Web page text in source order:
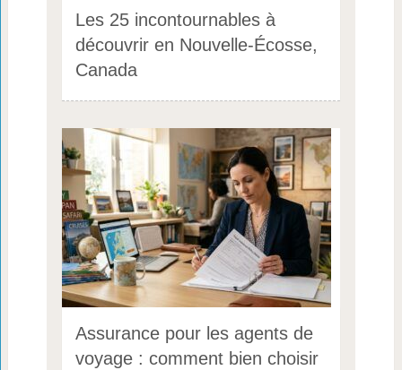
Les 25 incontournables à
découvrir en Nouvelle-Écosse,
Canada
Assurance pour les agents de
voyage : comment bien choisir